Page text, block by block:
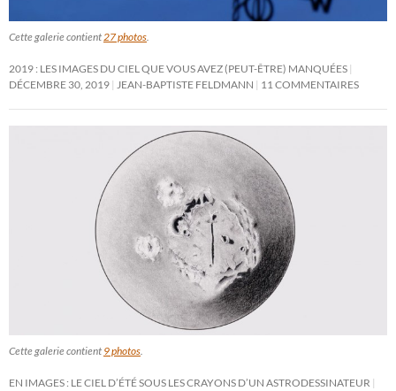
Cette galerie contient27 photos.
2019 : LES IMAGES DU CIEL QUE VOUS AVEZ (PEUT-ÊTRE) MANQUÉES
DÉCEMBRE 30, 2019 JEAN-BAPTISTE FELDMANN 11 COMMENTAIRES
Cette galerie contient 9 photos.
EN IMAGES : LE CIEL D’ÉTÉ SOUS LES CRAYONS D’UN ASTRODESSINATEUR